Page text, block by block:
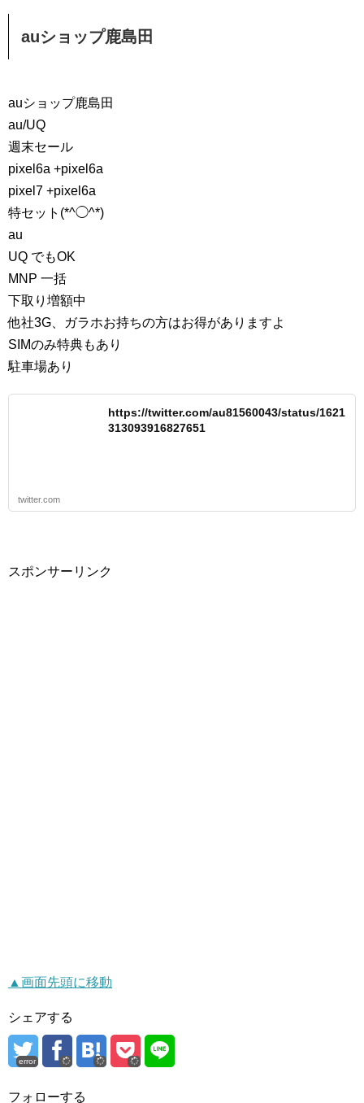
auショップ鹿島田
auショップ鹿島田
au/UQ
週末セール
pixel6a +pixel6a
pixel7 +pixel6a
特セット(*^◯^*)
au
UQ でもOK
MNP 一括
下取り増額中
他社3G、ガラホお持ちの方はお得がありますよ
SIMのみ特典もあり
駐車場あり
https://twitter.com/au81560043/status/1621
313093916827651
twitter.com
スポンサーリンク
▲画面先頭に移動
シェアする
error
フォローする